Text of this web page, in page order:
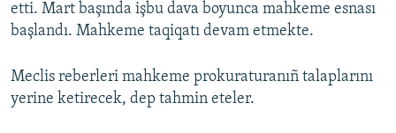
etti. Mart başında işbu dava boyunca mahkeme esnası
başlandı. Mahkeme taqiqatı devam etmekte.
Meclis reberleri mahkeme prokuraturanıñ talaplarını
yerine ketirecek, dep tahmin eteler.